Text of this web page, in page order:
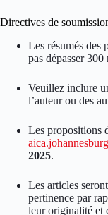
Directives de
Les résumés des
pas dépasser 300
Veuillez inclure
l’auteur ou des
Les propositions
2025.
Les articles
pertinence par
leur originalité et